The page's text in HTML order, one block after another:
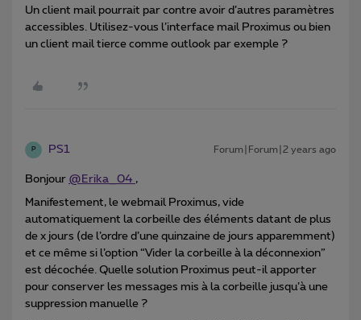
Un client mail pourrait par contre avoir d’autres paramètres
accessibles. Utilisez-vous l’interface mail Proximus ou bien
un client mail tierce comme outlook par exemple ?
P PS1 Forum|Forum|2 years ago
Bonjour @Erika_04 ,
Manifestement, le webmail Proximus, vide
automatiquement la corbeille des éléments datant de plus
de x jours (de l’ordre d’une quinzaine de jours apparemment)
et ce même si l’option “Vider la corbeille à la déconnexion”
est décochée. Quelle solution Proximus peut-il apporter
pour conserver les messages mis à la corbeille jusqu’à une
suppression manuelle ?